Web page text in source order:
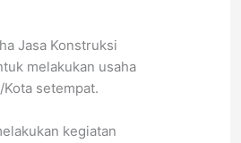
Jasa Konstruksi
melakukan usaha
setempat.
kegiatan